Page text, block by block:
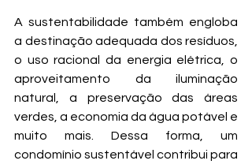
A sustentabilidade também engloba
a destinação adequada dos resíduos,
o uso racional da energia elétrica, o
aproveitamento da iluminação
natural, a preservação das áreas
verdes, a economia da água potável e
muito mais. Dessa forma, um
condomínio sustentável contribui para